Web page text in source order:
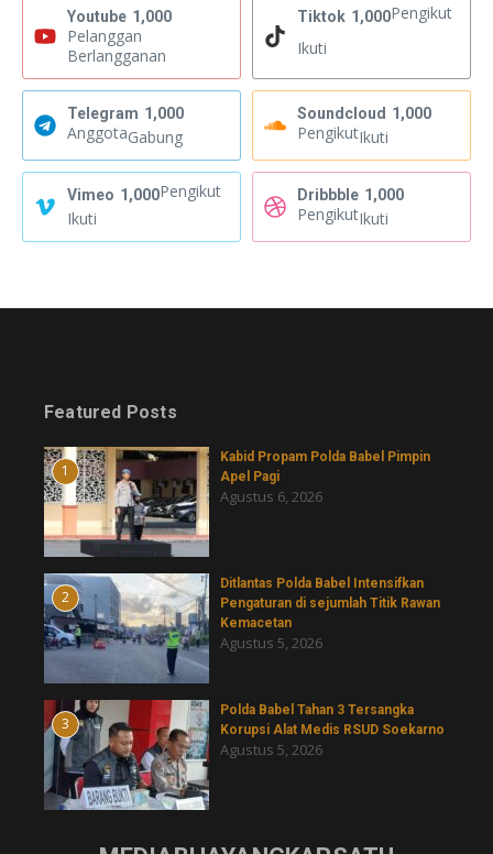
Youtube 1,000
Pelanggan
Berlangganan
Tiktok 1,000Pengikut
Ikuti
Telegram 1,000
AnggotaGabung
Soundcloud 1,000
PengikutIkuti
Vimeo 1,000Pengikut
Ikuti
Dribbble 1,000
PengikutIkuti
Featured Posts
1
Kabid Propam Polda Babel Pimpin
Apel Pagi
Agustus 6, 2026
2
Ditlantas Polda Babel Intensifkan
Pengaturan di sejumlah Titik Rawan
Kemacetan
Agustus 5, 2026
3
Polda Babel Tahan 3 Tersangka
Korupsi Alat Medis RSUD Soekarno
Agustus 5, 2026